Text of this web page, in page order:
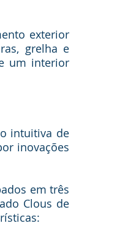
exterior
grelha e
um interior
intuitiva de
inovações
em três
Clous de